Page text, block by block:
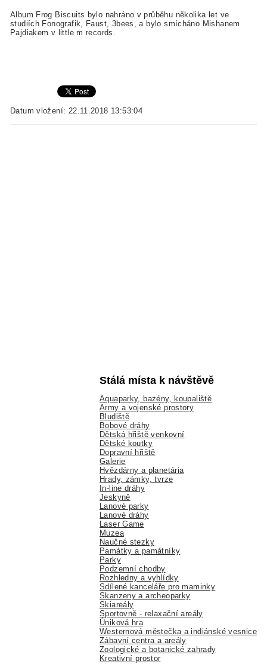
Album Frog Biscuits bylo nahráno v průběhu několika let ve
studiích Fonografik, Faust, 3bees, a bylo smícháno Mishanem
Pajdiakem v little m records.
Datum vložení: 22.11.2018 13:53:04
Stálá místa k návštěvě
Aquaparky, bazény, koupaliště
Army a vojenské prostory
Bludiště
Bobové dráhy
Dětská hřiště venkovní
Dětské koutky
Dopravní hřiště
Galerie
Hvězdárny a planetária
Hrady, zámky, tvrze
In-line dráhy
Jeskyně
Lanové parky
Lanové dráhy
Laser Game
Muzea
Naučné stezky
Památky a památníky
Parky
Podzemní chodby
Rozhledny a vyhlídky
Sdílené kanceláře pro maminky
Skanzeny a archeoparky
Skiareály
Sportovně - relaxační areály
Úniková hra
Westernová městečka a indiánské vesnice
Zábavní centra a areály
Zoologické a botanické zahrady
Kreativní prostor